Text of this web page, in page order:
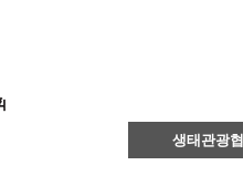
생태관광